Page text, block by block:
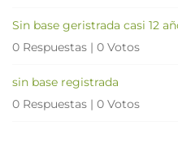
Sin base geristrada casi 12
0 Respuestas | 0 Votos
sin base registrada
0 Respuestas | 0 Votos